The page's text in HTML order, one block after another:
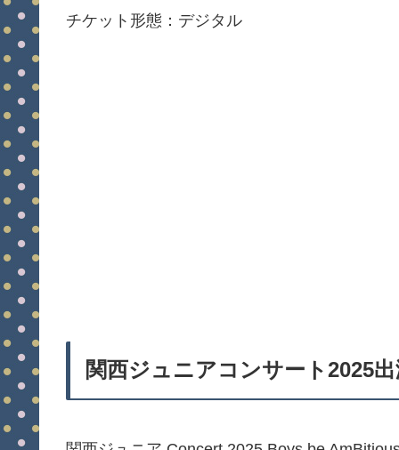
チケット形態：デジタル
関西ジュニアコンサート2025